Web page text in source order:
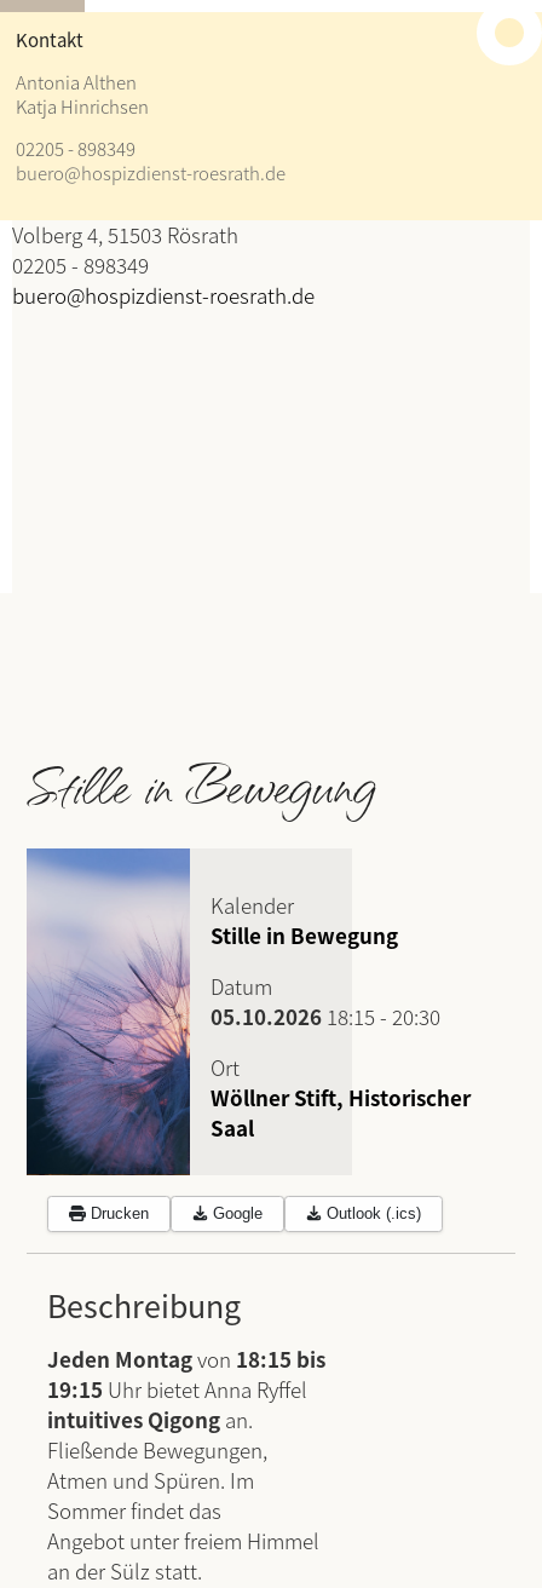
Kontakt
Antonia Althen
Katja Hinrichsen
02205 - 898349
buero@hospizdienst-roesrath.de
Kontakt
Antonia Althen
Katja Hinrichsen
Volberg 4, 51503 Rösrath
02205 - 898349
buero@hospizdienst-roesrath.de
Stille in Bewegung
Kalender
Stille in Bewegung
Datum
05.10.2026 18:15 - 20:30
Ort
Wöllner Stift, Historischer
Saal
Drucken Google Outlook (.ics)
Beschreibung
Jeden Montagvon 18:15 bis
19:15 Uhr bietet Anna Ryffel
intuitives Qigong an.
Fließende Bewegungen,
Atmen und Spüren. Im
Sommer findet das
Angebot unter freiem Himmel
an der Sülz statt.
≡